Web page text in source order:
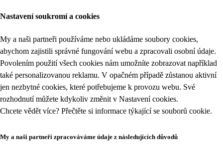
Nastavení soukromí a cookies
My a naši partneři používáme nebo ukládáme soubory cookies,
abychom zajistili správné fungování webu a zpracovali osobní údaje.
Povolením použití všech cookies nám umožníte zobrazovat například
také personalizovanou reklamu. V opačném případě zůstanou aktivní
jen nezbytné cookies, které potřebujeme k provozu webu. Své
rozhodnutí můžete kdykoliv změnit v Nastavení cookies.
Chcete vědět více? Přečtěte si informace týkající se souborů cookie.
My a naši partneři zpracováváme údaje z následujících důvodů